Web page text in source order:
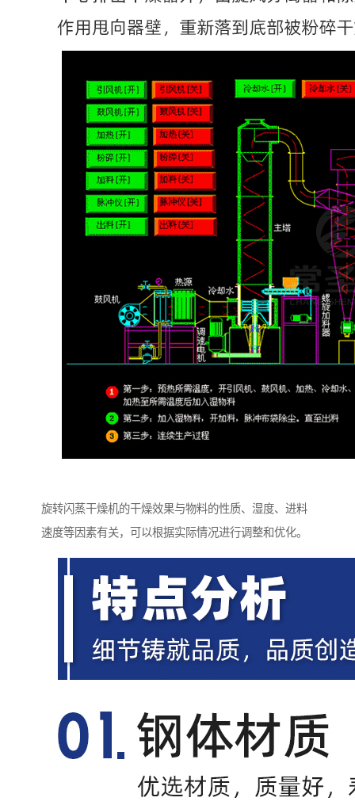
旋转闪蒸干燥机的干燥效果与物料的性质、湿度、进料
速度等因素有关，可以根据实际情况进行调整和优化。